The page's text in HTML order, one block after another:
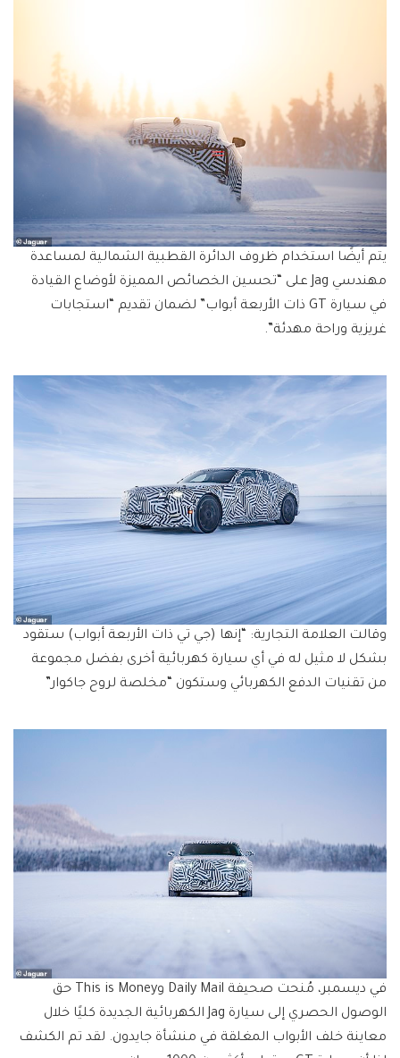
يتم أيضًا استخدام ظروف الدائرة القطبية الشمالية لمساعدة
مهندسي Jag على “تحسين الخصائص المميزة لأوضاع القيادة
في سيارة GT ذات الأربعة أبواب” لضمان تقديم “استجابات
غريزية وراحة مهدئة”.
وقالت العلامة التجارية: “إنها (جي تي ذات الأربعة أبواب) ستقود
بشكل لا مثيل له في أي سيارة كهربائية أخرى بفضل مجموعة
من تقنيات الدفع الكهربائي وستكون “مخلصة لروح جاكوار”
في ديسمبر، مُنحت صحيفة Daily Mail وThis is Money حق
الوصول الحصري إلى سيارة Jag الكهربائية الجديدة كليًا خلال
معاينة خلف الأبواب المغلقة في منشأة جايدون. لقد تم الكشف